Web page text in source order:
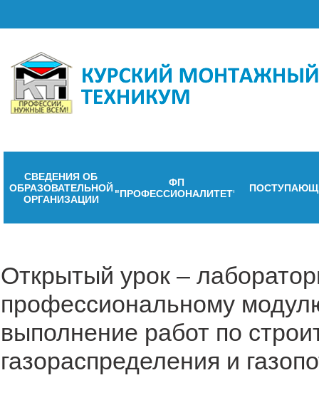
СВЕДЕНИЯ ОБ
ОБРАЗОВАТЕЛЬНОЙ
ОРГАНИЗАЦИИ
ФП
"ПРОФЕССИОНАЛИТЕТ"
Открытый урок –
профессиональному
выполнение работ по
газораспределения и